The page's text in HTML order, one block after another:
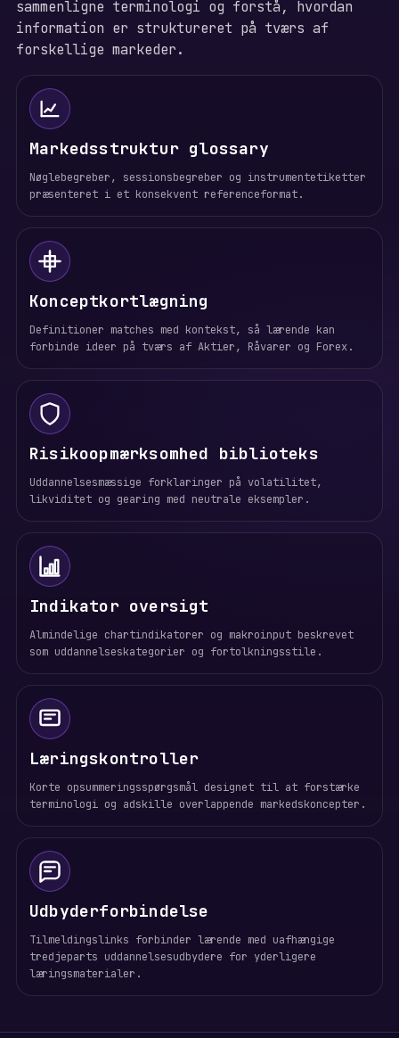
sammenligne terminologi og forstå, hvordan
information er struktureret på tværs af
forskellige markeder.
Markedsstruktur glossary
Nøglebegreber, sessionsbegreber og instrumentetiketter
præsenteret i et konsekvent referenceformat.
Konceptkortlægning
Definitioner matches med kontekst, så lærende kan
forbinde ideer på tværs af Aktier, Råvarer og Forex.
Risikoopmærksomhed biblioteks
Uddannelsesmæssige forklaringer på volatilitet,
likviditet og gearing med neutrale eksempler.
Indikator oversigt
Almindelige chartindikatorer og makroinput beskrevet
som uddannelseskategorier og fortolkningsstile.
Læringskontroller
Korte opsummeringsspørgsmål designet til at forstærke
terminologi og adskille overlappende markedskoncepter.
Udbyderforbindelse
Tilmeldingslinks forbinder lærende med uafhængige
tredjeparts uddannelsesudbydere for yderligere
læringsmaterialer.